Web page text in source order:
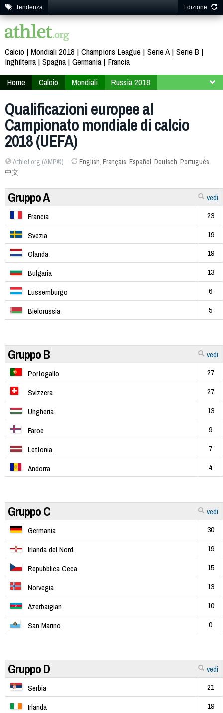
Tendenza Edizione
Calcio Mondiali 2018 Champions League Serie A Serie B
Inghilterra Spagna Germania
Francia
Home
Calcio Mondiali
Russia 2018
Qualificazioni europee al
Campionato mondiale di calcio
2018 (UEFA)
Athlet.org (AMP©) English, Français, Español, Deutsch, Português,
中文
vedi
Gruppo A
Francia
23
Svezia
19
Olanda
19
Bulgaria
13
Lussemburgo
6
Bielorussia
5
vedi
Gruppo B
Portogallo
27
Svizzera
27
Ungheria
13
Faroe
9
Lettonia
7
Andorra
4
vedi
Gruppo C
Germania
30
Irlanda del Nord
19
Repubblica Ceca
15
Norvegia
13
Azerbaigian
10
San Marino
0
vedi
Gruppo D
Serbia
21
Irlanda
19